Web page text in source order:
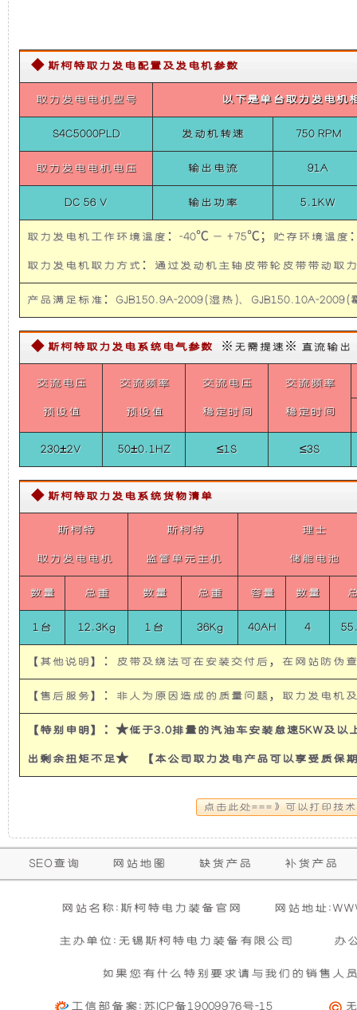
音
更
低，
能
稳
定，
护
方
便，
所
发
电
组
而
言，
在
基
上
增
了
装
置，
使
隔
音
和
供
电
系
统-
猛
士
CSK
系
列
5KW
取
力
发
电
机
供
电
系
统-
猛
士
CSK
系
列
5KW
Belt
Power
System
For
CSK182
◆ 斯柯特取力发电配置及发电机参数
取力发电电机型号 以下是单台取力发电机
S4C5000PLD 发动机转速 750 RPM
取力发电电机电压 输出电流 91A
DC 56 V 输出功率 5.1KW
取力发电机工作环境温度：-40℃ — +75℃；贮存环境温
取力发电机取力方式：通过发动机主轴皮带轮皮带
产品满足标准：GJB150.9A-2009(湿热)、GJB150.10A-
◆ 斯柯特取力发电系统电气参数 ※无需提速※ 直流输出
交流电压
预设值
交流频率
预设值
交流电压
稳定时间
交流频率
稳定时间
230±2V 50±0.1HZ ≤1S ≤3S
◆ 斯柯特取力发电系统货物清单
斯柯特
取力发电电机
斯柯特
监管单元主机
理士
储能电池
数量 总重 数量 总重 容量 数量
1台 12.3Kg 1台 36Kg 40AH 4
【其他说明】：皮带及绕法可在安装交付后，在网站防
【售后服务】：非人为原因造成的质量问题，取力发电机
【特别申明】：★低于3.0排量的汽油车安装怠速5KW及
出剩余扭矩不足★ 【本公司取力发电产品可以享受质保
购买本公司产品达到规定金额可获增三滤
活动时间 : 从 2026年01月01日 0点0分 到2026年12月
购买公司产品，运费减免优惠方案政策
活动时间 : 从2023年12月20日 0点0分到 2030年12月
零担运输（运费到付）
所需时间 : 3-4 天 [ 国内 ]
修
SEO查询 网站地图 缺货产品 补货产品
网站名称:斯柯特电力装备官网 网站地址
主办单位:无锡斯柯特电力装备有限公司 办
如果您有什么特别要求请与我们的销售人
工信部备案:苏ICP备19009976号-15